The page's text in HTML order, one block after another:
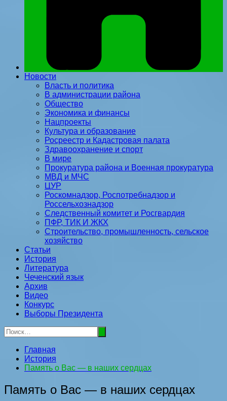
Новости
Власть и политика
В администрации района
Общество
Экономика и финансы
Нацпроекты
Культура и образование
Росреестр и Кадастровая палата
Здравоохранение и спорт
В мире
Прокуратура района и Военная прокуратура
МВД и МЧС
ЦУР
Роскомнадзор, Роспотребнадзор и
Россельхознадзор
Следственный комитет и Росгвардия
ПФР, ТИК И ЖКХ
Строительство, промышленность, сельское
хозяйство
Статьи
История
Литература
Чеченский язык
Архив
Видео
Конкурс
Выборы Президента
Главная
История
Память о Вас — в наших сердцах
Память о Вас — в наших сердцах